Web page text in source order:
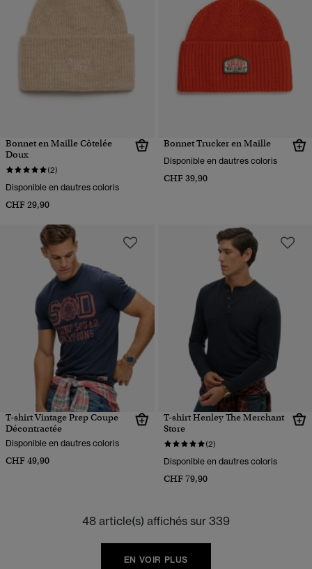
Bonnet en Maille Côtelée
Doux
(2)
Disponible en dautres coloris
CHF 29,90
Bonnet Trucker en Maille
Disponible en dautres coloris
CHF 39,90
T-shirt Vintage Prep Coupe
Décontractée
Disponible en dautres coloris
CHF 49,90
T-shirt Henley The Merchant
Store
(2)
Disponible en dautres coloris
CHF 79,90
48 article(s) affichés sur 339
EN VOIR PLUS